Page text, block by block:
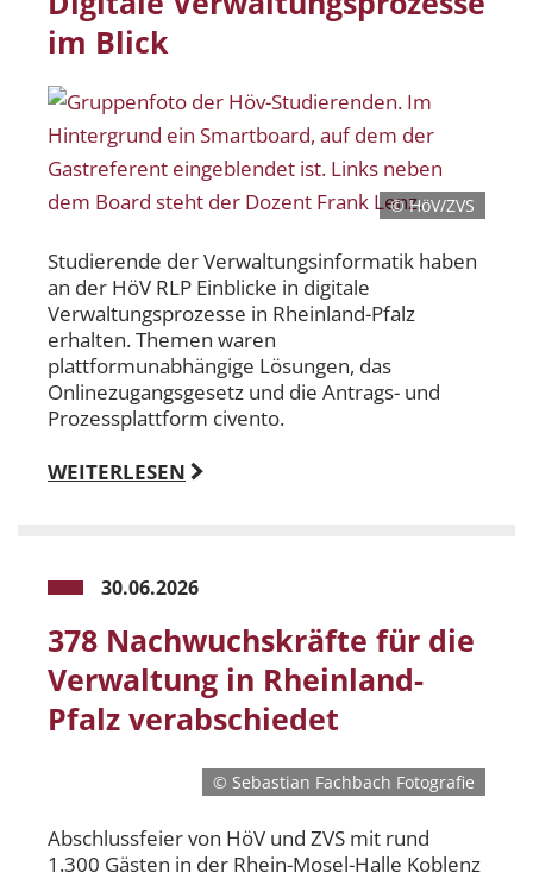
im Blick
© HöV/ZVS
Studierende der Verwaltungsinformatik haben
an der HöV RLP Einblicke in digitale
Verwaltungsprozesse in Rheinland-Pfalz
erhalten. Themen waren
plattformunabhängige Lösungen, das
Onlinezugangsgesetz und die Antrags- und
Prozessplattform civento.
WEITERLESEN
30.06.2026
378 Nachwuchskräfte für die
Verwaltung in Rheinland-
Pfalz verabschiedet
© Sebastian Fachbach Fotografie
Abschlussfeier von HöV und ZVS mit rund
1.300 Gästen in der Rhein-Mosel-Halle Koblenz